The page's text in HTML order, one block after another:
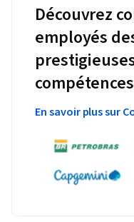
Découvrez
employés
En savoir plus sur